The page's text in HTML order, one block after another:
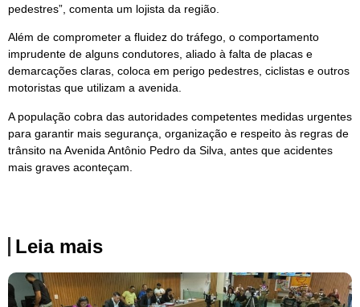
pedestres”, comenta um lojista da região.
Além de comprometer a fluidez do tráfego, o comportamento
imprudente de alguns condutores, aliado à falta de placas e
demarcações claras, coloca em perigo pedestres, ciclistas e outros
motoristas que utilizam a avenida.
A população cobra das autoridades competentes medidas urgentes
para garantir mais segurança, organização e respeito às regras de
trânsito na Avenida Antônio Pedro da Silva, antes que acidentes
mais graves aconteçam.
Leia mais